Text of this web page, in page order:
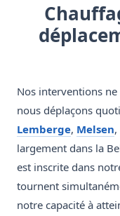
Nos interventions
nous déplaçons
Lemberge, Melsen,
largement dans la
est inscrite dans
tournent
notre capacité à